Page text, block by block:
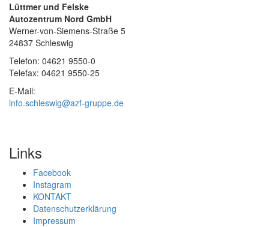
Lüttmer und Felske
Autozentrum Nord GmbH
Werner-von-Siemens-Straße 5
24837 Schleswig
Telefon: 04621 9550-0
Telefax: 04621 9550-25
E-Mail:
info.schleswig@azf-gruppe.de
Links
Facebook
Instagram
KONTAKT
Datenschutzerklärung
Impressum